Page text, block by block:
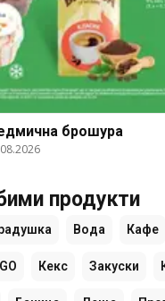
брошура
продукти
Вода Кафе
Кекс Закуски